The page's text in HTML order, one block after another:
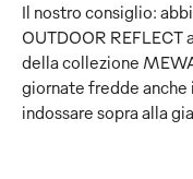
Il nostro consiglio:
OUTDOOR
della collezione
giornate fredde
indossare sopra alla